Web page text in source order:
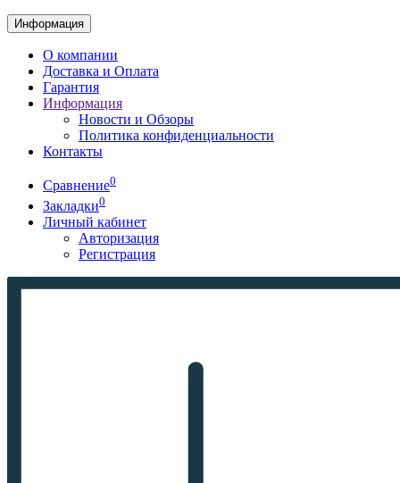
Информация
О компании
Доставка и Оплата
Гарантия
Информация
Новости и Обзоры
Политика конфиденциальности
Контакты
Сравнение0
Закладки0
Личный кабинет
Авторизация
Регистрация